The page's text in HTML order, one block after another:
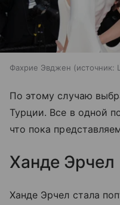
Фахрие Эвджен источник:
По этому случаю
Турции. Все в одной
что пока
Ханде Эрчел
Ханде Эрчел стала